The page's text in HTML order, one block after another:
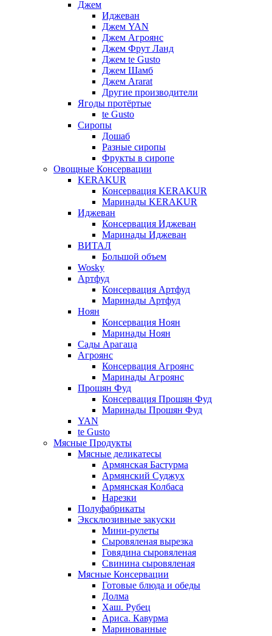
Джем
Иджеван
Джем YAN
Джем Агроянс
Джем Фрут Ланд
Джем te Gusto
Джем Шамб
Джем Ararat
Другие производители
Ягоды протёртые
te Gusto
Сиропы
Дошаб
Разные сиропы
Фрукты в сиропе
Овощные Консервации
KERAKUR
Консервация KERAKUR
Маринады KERAKUR
Иджеван
Консервация Иджеван
Маринады Иджеван
ВИТАЛ
Большой объем
Wosky
Артфуд
Консервация Артфуд
Маринады Артфуд
Ноян
Консервация Ноян
Маринады Ноян
Сады Арагаца
Агроянс
Консервация Агроянс
Маринады Агроянс
Прошян Фуд
Консервация Прошян Фуд
Маринады Прошян Фуд
YAN
te Gusto
Мясные Продукты
Мясные деликатесы
Армянская Бастурма
Армянский Суджух
Армянская Колбаса
Нарезки
Полуфабрикаты
Эксклюзивные закуски
Мини-рулеты
Сыровяленая вырезка
Говядина сыровяленая
Свинина сыровяленая
Мясные Консервации
Готовые блюда и обеды
Долма
Хаш. Рубец
Ариса. Кавурма
Маринованные